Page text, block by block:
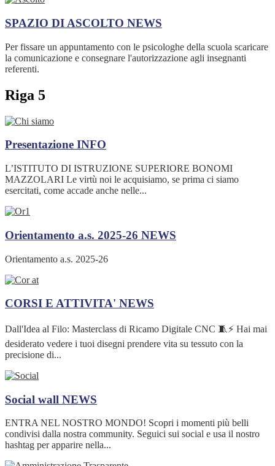
SPAZIO DI ASCOLTO NEWS
Per fissare un appuntamento con le psicologhe della scuola scaricare
la comunicazione e consegnare l'autorizzazione agli insegnanti
referenti.
Riga 5
Presentazione INFO
L’ISTITUTO DI ISTRUZIONE SUPERIORE BONOMI
MAZZOLARI Le virtù noi le acquisiamo, se prima ci siamo
esercitati, come accade anche nelle...
Orientamento a.s. 2025-26 NEWS
Orientamento a.s. 2025-26
CORSI E ATTIVITA' NEWS
Dall'Idea al Filo: Masterclass di Ricamo Digitale CNC 🧵⚡ Hai mai
desiderato vedere i tuoi disegni prendere vita su tessuto con la
precisione di...
Social wall NEWS
ENTRA NEL NOSTRO MONDO! Scopri i momenti più belli
condivisi dalla nostra community. Seguici sui social e usa il nostro
hashtag per apparire nella...